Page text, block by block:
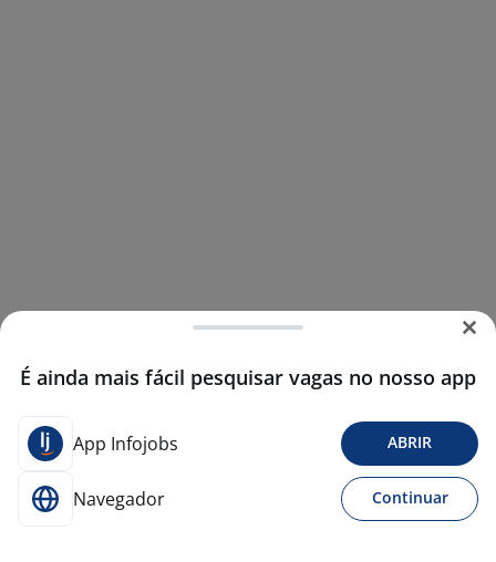
É ainda mais fácil pesquisar vagas no nosso app
App Infojobs ABRIR
Navegador Continuar